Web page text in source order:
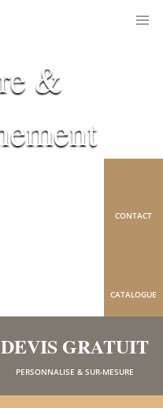
&
DEVIS GRATUIT
PERSONNALISE & SUR-MESURE
CATALOGUE
CONTACT